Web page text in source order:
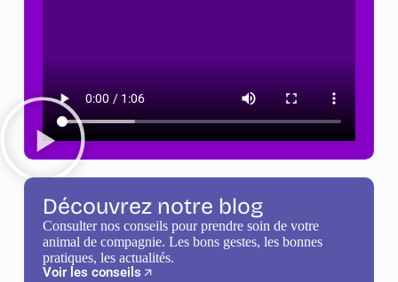
Découvrez notre blog
Consulter nos conseils pour prendre soin de votre
animal de compagnie. Les bons gestes, les bonnes
pratiques, les actualités.
Voir les conseils